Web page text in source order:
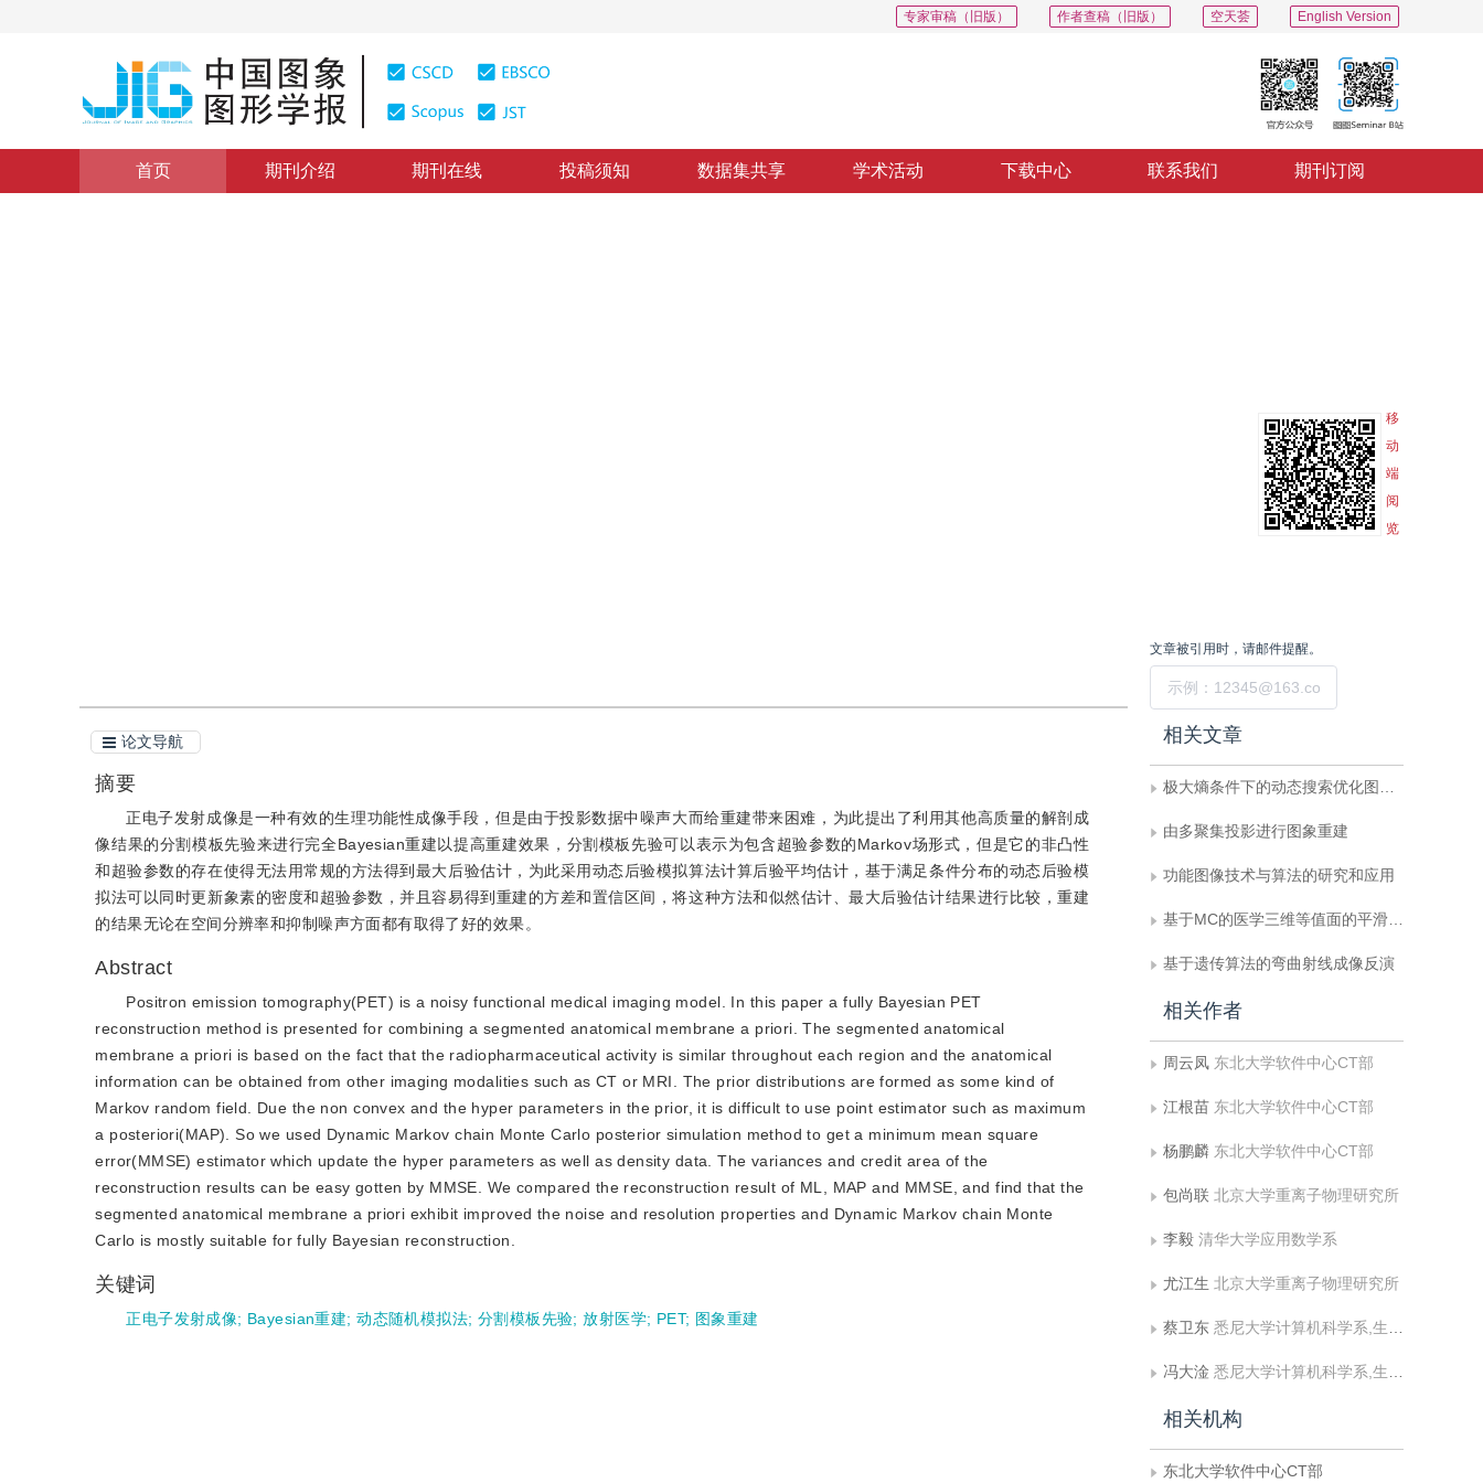
English Version
空天荟
作者查稿（旧版）
专家审稿（旧版）
首页 期刊介绍 期刊在线 投稿须知 数据集共享 学术活动 下载中心 联系我们 期刊订阅
移
动
端
阅
览
论文导航
摘要
正电子发射成像是一种有效的生理功能性成像手段，但是由于投影数据中噪声大而给重建带来困难，为此提出了利用其他高质量的解剖成
像结果的分割模板先验来进行完全Bayesian重建以提高重建效果，分割模板先验可以表示为包含超验参数的Markov场形式，但是它的非凸性
和超验参数的存在使得无法用常规的方法得到最大后验估计，为此采用动态后验模拟算法计算后验平均估计，基于满足条件分布的动态后验模
拟法可以同时更新象素的密度和超验参数，并且容易得到重建的方差和置信区间，将这种方法和似然估计、最大后验估计结果进行比较，重建
的结果无论在空间分辨率和抑制噪声方面都有取得了好的效果。
Abstract
Positron emission tomography(PET) is a noisy functional medical imaging model. In this paper a fully Bayesian PET
reconstruction method is presented for combining a segmented anatomical membrane a priori. The segmented anatomical
membrane a priori is based on the fact that the radiopharmaceutical activity is similar throughout each region and the anatomical
information can be obtained from other imaging modalities such as CT or MRI. The prior distributions are formed as some kind of
Markov random field. Due the non convex and the hyper parameters in the prior, it is difficult to use point estimator such as maximum
a posteriori(MAP). So we used Dynamic Markov chain Monte Carlo posterior simulation method to get a minimum mean square
error(MMSE) estimator which update the hyper parameters as well as density data. The variances and credit area of the
reconstruction results can be easy gotten by MMSE. We compared the reconstruction result of ML, MAP and MMSE, and find that the
segmented anatomical membrane a priori exhibit improved the noise and resolution properties and Dynamic Markov chain Monte
Carlo is mostly suitable for fully Bayesian reconstruction.
关键词
正电子发射成像; Bayesian重建;动态随机模拟法; 分割模板先验;放射医学; PET; 图象重建
文章被引用时，请邮件提醒。
相关文章
极大熵条件下的动态搜索优化图象重建方法
由多聚集投影进行图象重建
功能图像技术与算法的研究和应用
基于MC的医学三维等值面的平滑与归并
基于遗传算法的弯曲射线成像反演
相关作者
周云凤 东北大学软件中心CT部
江根苗 东北大学软件中心CT部
杨鹏麟 东北大学软件中心CT部
包尚联 北京大学重离子物理研究所
李毅 清华大学应用数学系
尤江生 北京大学重离子物理研究所
蔡卫东 悉尼大学计算机科学系,生物医学及多媒体信息技术实验室， NSW
冯大淦 悉尼大学计算机科学系,生物医学及多媒体信息技术实验室， NSW
相关机构
东北大学软件中心CT部